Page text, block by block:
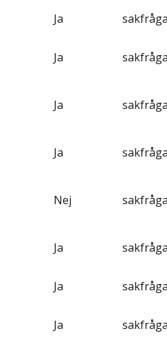
Ja
Ja
Ja
Ja
Nej
Ja
Ja
Ja